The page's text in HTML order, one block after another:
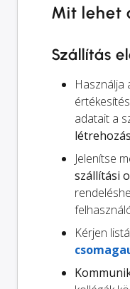
Mit lehet
Szállítás
Használja
adatait a
Jelenítse
szállítási
Kérjen